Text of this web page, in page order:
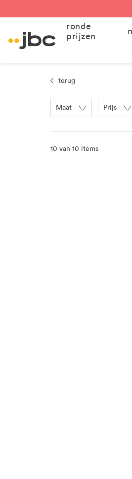
ronde
prijzen
terug
Maat Prijs
10 van 10 items